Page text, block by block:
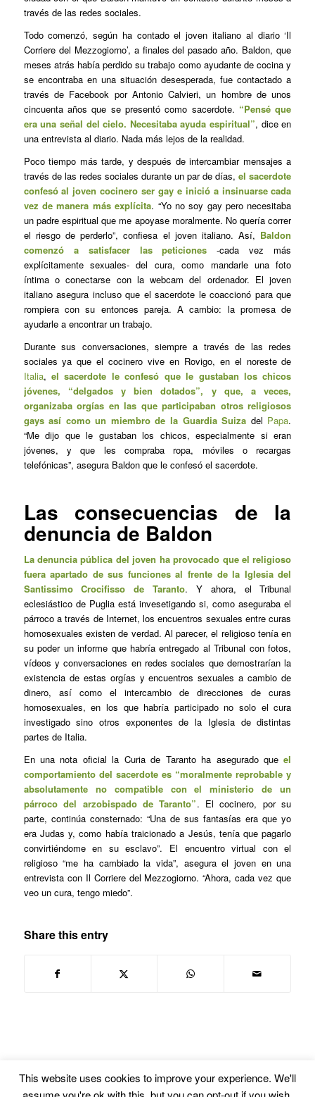
través de las redes sociales.
Todo comenzó, según ha contado el joven italiano al diario ‘Il
Corriere del Mezzogiorno’, a finales del pasado año. Baldon, que
meses atrás había perdido su trabajo como ayudante de cocina y
se encontraba en una situación desesperada, fue contactado a
través de Facebook por Antonio Calvieri, un hombre de unos
cincuenta años que se presentó como sacerdote. “Pensé que
era una señal del cielo. Necesitaba ayuda espiritual”, dice en
una entrevista al diario. Nada más lejos de la realidad.
Poco tiempo más tarde, y después de intercambiar mensajes a
través de las redes sociales durante un par de días,el sacerdote
confesó al joven cocinero ser gay e inició a insinuarse cada
vez de manera más explícita. “Yo no soy gay pero necesitaba
un padre espiritual que me apoyase moralmente. No quería correr
el riesgo de perderlo”, confiesa el joven italiano. Así, Baldon
comenzó a satisfacer las peticiones -cada vez más
explícitamente sexuales- del cura, como mandarle una foto
íntima o conectarse con la webcam del ordenador. El joven
italiano asegura incluso que el sacerdote le coaccionó para que
rompiera con su entonces pareja. A cambio: la promesa de
ayudarle a encontrar un trabajo.
Durante sus conversaciones, siempre a través de las redes
sociales ya que el cocinero vive en Rovigo, en el noreste de
Italia,el sacerdote le confesó que le gustaban los chicos
jóvenes, “delgados y bien dotados”, y que, a veces,
organizaba orgías en las que participaban otros religiosos
gays así como un miembro de la Guardia Suiza del Papa.
“Me dijo que le gustaban los chicos, especialmente si eran
jóvenes, y que les compraba ropa, móviles o recargas
telefónicas”, asegura Baldon que le confesó el sacerdote.
Las consecuencias de la
denuncia de Baldon
La denuncia pública del joven ha provocado que el religioso
fuera apartado de sus funciones al frente de la Iglesia del
Santissimo Crocifisso de Taranto. Y ahora, el Tribunal
eclesiástico de Puglia está invesetigando si, como aseguraba el
párroco a través de Internet, los encuentros sexuales entre curas
homosexuales existen de verdad. Al parecer, el religioso tenía en
su poder un informe que habría entregado al Tribunal con fotos,
vídeos y conversaciones en redes sociales que demostrarían la
existencia de estas orgías y encuentros sexuales a cambio de
dinero, así como el intercambio de direcciones de curas
homosexuales, en los que habría participado no solo el cura
investigado sino otros exponentes de la Iglesia de distintas
partes de Italia.
En una nota oficial la Curia de Taranto ha asegurado queel
comportamiento del sacerdote es “moralmente reprobable y
absolutamente no compatible con el ministerio de un
párroco del arzobispado de Taranto”. El cocinero, por su
parte, continúa consternado: “Una de sus fantasías era que yo
era Judas y, como había traicionado a Jesús, tenía que pagarlo
convirtiéndome en su esclavo”. El encuentro virtual con el
religioso “me ha cambiado la vida”, asegura el joven en una
entrevista con Il Corriere del Mezzogiorno. “Ahora, cada vez que
veo un cura, tengo miedo”.
Share this entry
This website uses cookies to improve your experience. We'll